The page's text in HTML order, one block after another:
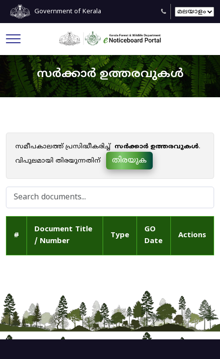
Government of Kerala
സർക്കാർ ഉത്തരവുകൾ
സമീപകാലത്ത് പ്രസിദ്ധീകരിച്ച് സർക്കാർ ഉത്തരവുകൾ.
വിപുലമായി തിരയുന്നതിന്
തിരയുക
#
Document Title
/ Number
Type
GO
Date
Actions